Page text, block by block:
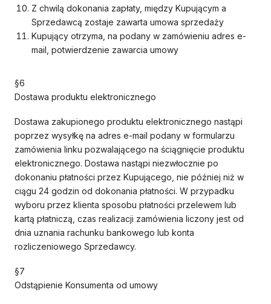
Z chwilą dokonania zapłaty, między Kupującym a
Sprzedawcą zostaje zawarta umowa sprzedaży
Kupujący otrzyma, na podany w zamówieniu adres e-
mail, potwierdzenie zawarcia umowy
§6
Dostawa produktu elektronicznego
Dostawa zakupionego produktu elektronicznego nastąpi
poprzez wysyłkę na adres e-mail podany w formularzu
zamówienia linku pozwalającego na ściągnięcie produktu
elektronicznego. Dostawa nastąpi niezwłocznie po
dokonaniu płatności przez Kupującego, nie później niż w
ciągu 24 godzin od dokonania płatności. W przypadku
wyboru przez klienta sposobu płatności przelewem lub
kartą płatniczą, czas realizacji zamówienia liczony jest od
dnia uznania rachunku bankowego lub konta
rozliczeniowego Sprzedawcy.
§7
Odstąpienie Konsumenta od umowy